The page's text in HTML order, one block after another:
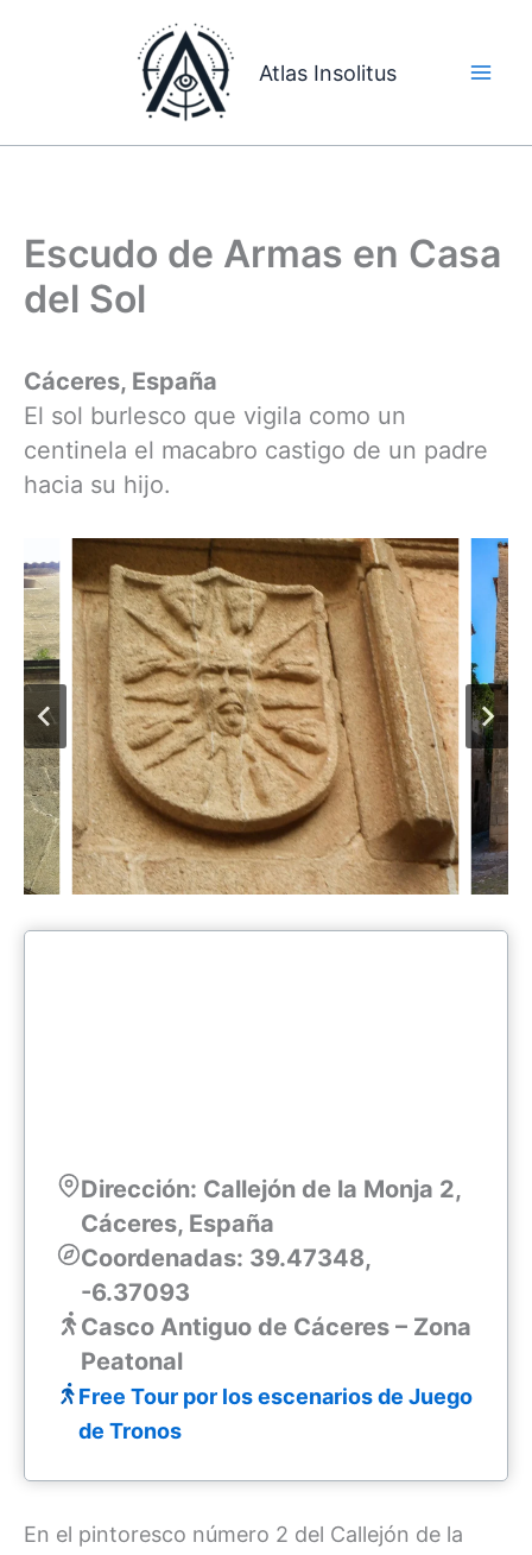
Atlas Insolitus
Escudo de Armas en Casa
del Sol
Cáceres, España
El sol burlesco que vigila como un
centinela el macabro castigo de un padre
hacia su hijo.
Dirección: Callejón de la Monja 2,
Cáceres, España
Coordenadas: 39.47348,
-6.37093
Casco Antiguo de Cáceres – Zona
Peatonal
Free Tour por los escenarios de Juego
de Tronos
En el pintoresco número 2 del Callejón de la